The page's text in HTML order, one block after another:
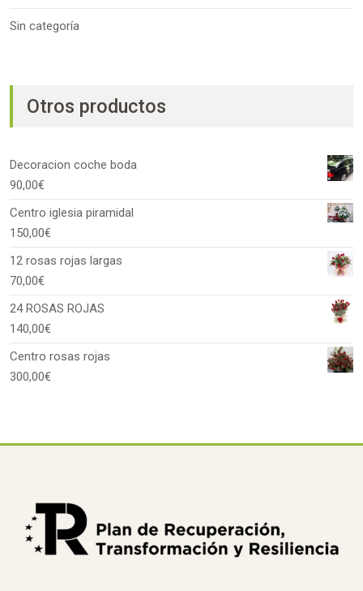
Sin categoría
Otros productos
Decoracion coche boda
90,00€
Centro iglesia piramidal
150,00€
12 rosas rojas largas
70,00€
24 ROSAS ROJAS
140,00€
Centro rosas rojas
300,00€